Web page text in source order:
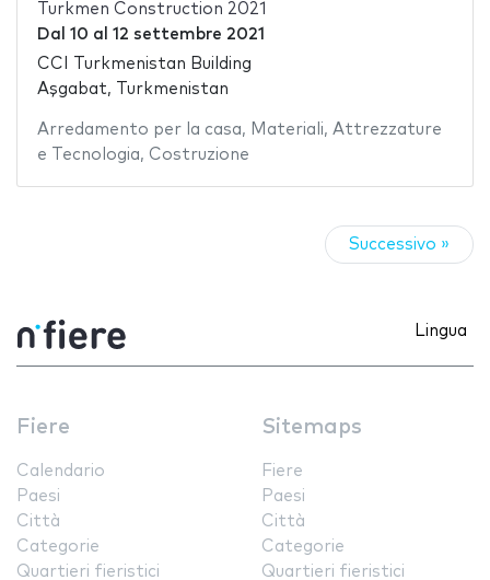
Turkmen Construction 2021
Dal 10 al 12 settembre 2021
CCI Turkmenistan Building
Aşgabat, Turkmenistan
Arredamento per la casa, Materiali, Attrezzature
e Tecnologia, Costruzione
Successivo »
Lingua
Fiere
Calendario
Paesi
Città
Categorie
Quartieri fieristici
Sitemaps
Fiere
Paesi
Città
Categorie
Quartieri fieristici